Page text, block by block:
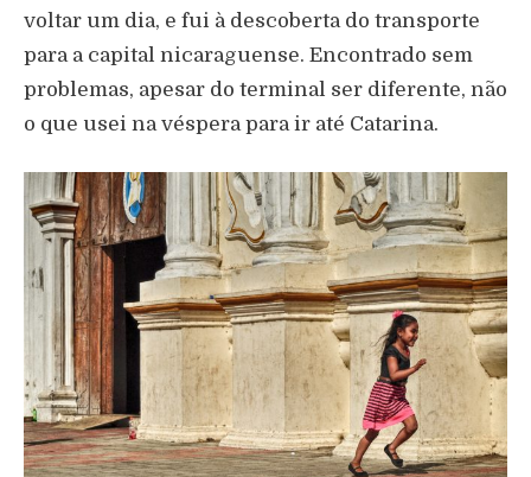
voltar um dia, e fui à descoberta do transporte
para a capital nicaraguense. Encontrado sem
problemas, apesar do terminal ser diferente, não
o que usei na véspera para ir até Catarina.